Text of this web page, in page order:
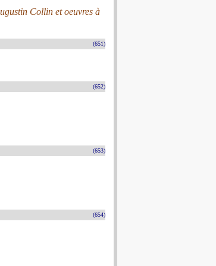
Collin et oeuvres à
(651)
(652)
(653)
(654)